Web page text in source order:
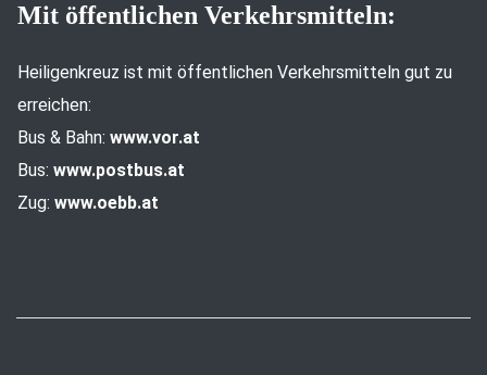
Mit öffentlichen Verkehrsmitteln:
Heiligenkreuz ist mit öffentlichen Verkehrsmitteln gut zu
erreichen:
Bus & Bahn: www.vor.at
Bus: www.postbus.at
Zug: www.oebb.at